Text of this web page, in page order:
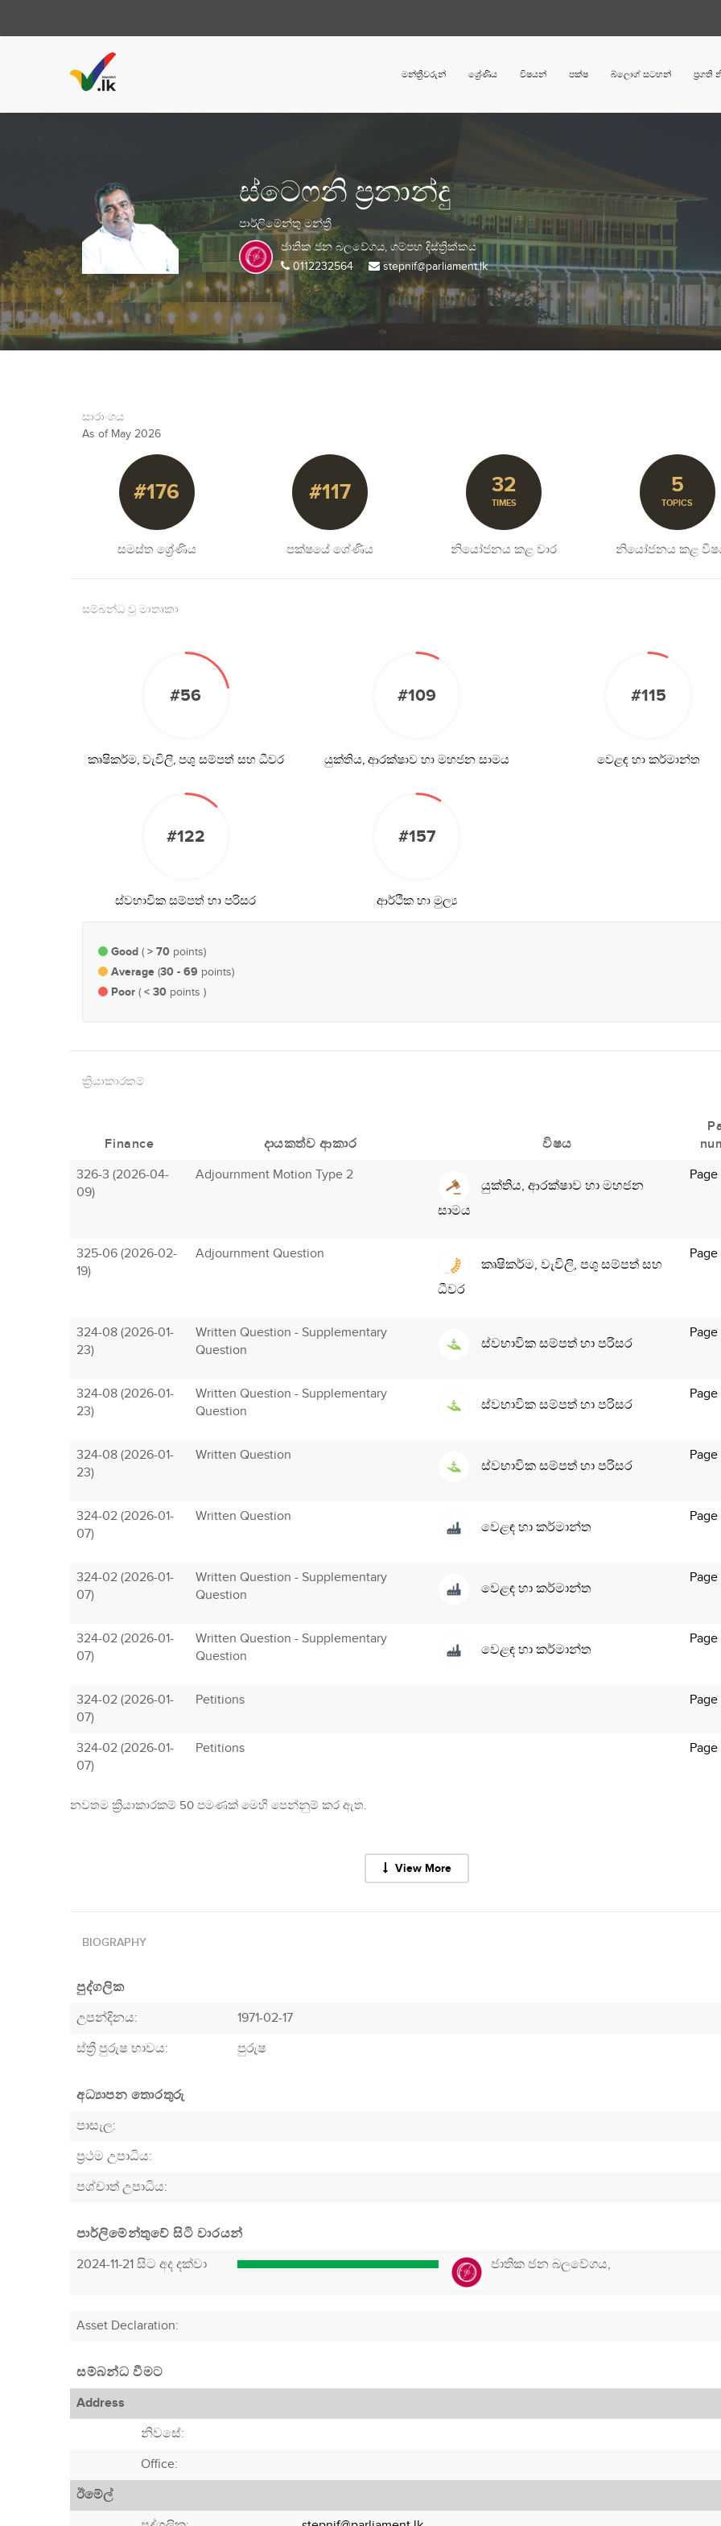
මන්ත්‍රීවරුන් ශ්‍රේණිය විෂයන් පක්ෂ බ්ලොග් සටහන් ප්‍රගති
ස්ටෙෆනි ප්‍රනාන්දු
පාර්ලිමේන්තු මන්ත්‍රී
ජාතික ජන බලවේගය, ගම්පහ දිස්ත්‍රික්කය
0112232564
stepnif@parliament.lk
සාරාංශය
As of May 2026
#176
සමස්ත ශ්‍රේණිය
#117
පක්ෂයේ ශේණිය
32
TIMES
නියෝජනය කළ වාර
5
TOPICS
නියෝජනය කළ
සම්බන්ධ වූ මාතෘකා
#56
කෘෂිකර්ම, වැවිලි, පශු සම්පත් සහ ධීවර
#109
යුක්තිය, ආරක්ෂාව හා මහජන සාමය
#115
වෙළඳ හා කර්මාන්ත
#122
ස්වභාවික සම්පත් හා පරිසර
#157
ආර්ථික හා මුල්‍ය
Good ( > 70 points)
Average (30 - 69 points)
Poor ( < 30 points )
ක්‍රියාකාරකම්
Finance දායකත්ව ආකාර විෂය
326-3 (2026-04-
09)
Adjournment Motion Type 2
යුක්තිය, ආරක්ෂාව හා මහජන
සාමය
325-06 (2026-02-
19)
Adjournment Question
කෘෂිකර්ම, වැවිලි, පශු සම්පත් සහ
ධීවර
Page
324-08 (2026-01-
23)
Written Question - Supplementary
Question
ස්වභාවික සම්පත් හා පරිසර
324-08 (2026-01-
23)
Written Question - Supplementary
Question
ස්වභාවික සම්පත් හා පරිසර
324-08 (2026-01-
23)
Written Question
ස්වභාවික සම්පත් හා පරිසර
Page
324-02 (2026-01-
07)
Written Question
වෙළඳ හා කර්මාන්ත
Page
324-02 (2026-01-
07)
Written Question - Supplementary
Question
වෙළඳ හා කර්මාන්ත
Page
324-02 (2026-01-
07)
Written Question - Supplementary
Question
වෙළඳ හා කර්මාන්ත
Page
324-02 (2026-01-
07)
Petitions Page
324-02 (2026-01-
07)
Petitions Page
නවතම ක්‍රියාකාරකම් 50 පමණක් මෙහි පෙන්නුම් කර ඇත.
View More
BIOGRAPHY
පුද්ගලික
උපන්දිනය:
1971-02-17
ස්ත්‍රී පුරුෂ භාවය:
පුරුෂ
අධ්‍යාපන තොරතුරු
පාසැල:
ප්‍රථම උපාධිය:
පශ්චාත් උපාධිය:
පාර්ලිමේන්තුවේ සිටි වාරයන්
2024-11-21 සිට අද දක්වා
ජාතික ජන බලවේගය,
Asset Declaration:
සම්බන්ධ වීමට
Address
නිවසේ:
Office:
ඊමේල්